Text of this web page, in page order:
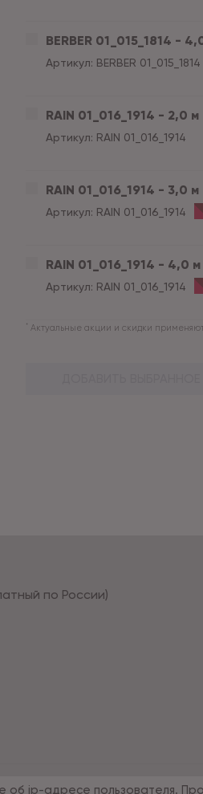
BERBER 01_015_1814 -
Артикул: BERBER 01_015_1814
RAIN 01_016_1914 - 2,0 м
Артикул: RAIN 01_016_1914
RAIN 01_016_1914 - 3,0 м
Артикул: RAIN 01_016_1914
RAIN 01_016_1914 - 4,0 м
Артикул: RAIN 01_016_1914
* Актуальные акции и скидки
по России)
ip-адресе пользователя.